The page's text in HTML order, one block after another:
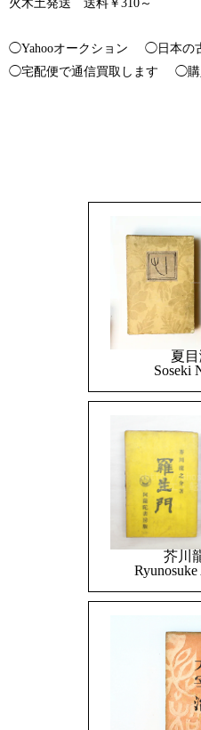
火木土発送 送料￥310～
◯Yahooオークション
◯日本の
◯宅配便で通信買取します
◯購
夏
Soseki
芥川